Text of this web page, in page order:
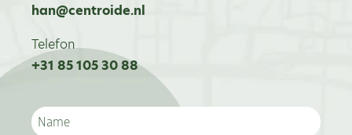
han@centroide.nl
Telefon
+31 85 105 30 88